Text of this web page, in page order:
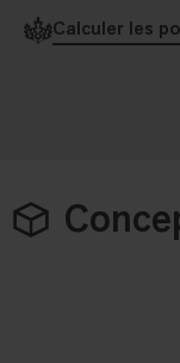
Calculer les